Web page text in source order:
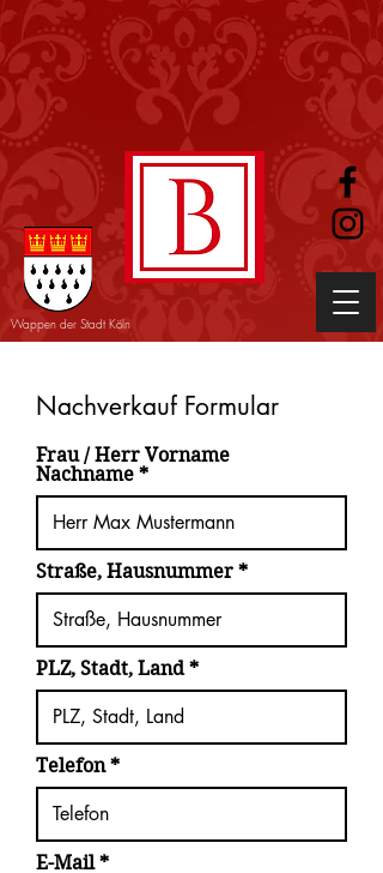
Wappen der Stadt Köln
Nachverkauf Formular
Frau / Herr Vorname
Nachname
Straße, Hausnummer
PLZ, Stadt, Land
Telefon
E-Mail